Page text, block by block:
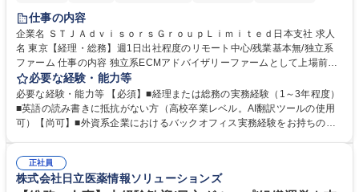
仕事の内容
企業名 ＳＴＪＡｄｖｉｓｏｒｓＧｒｏｕｐＬｉｍｉｔｅｄ日本支社 求人
名 東京【経理・総務】週1日出社程度のリモート中心/残業基本無/独立系
ファーム 仕事の内容 独立系ECMアドバイザリーファームとして上場前後
の資本市場戦略を設計する当社にて経理・総務をお任せします。基礎的な
バックオフィス業務からスタートし組織を支える専任担当として広く活躍
できる環境です。 ■日常経理、月次および年次決算サポート業務 ■本国
（グローバル）との英文メール対応（AI翻訳ツール等を使用しての対応で
業務をお任せします。残業も基本的には発生せず、ご自身のペースで業務
を進めやすく定着率の高い環境です。 募集職種 東京【経理・総務】週1日
必要な経験・能力等
必要な経験・能力等 【必須】■経理または総務の実務経験（1～3年程度）
■英語の読み書きに抵抗がない方（高校卒業レベル。AI翻訳ツールの使用
可）【尚可】■外資系企業におけるバックオフィス実務経験をお持ちの方
【働き方について】現在は週4日程度の在宅勤務を実施しており、ワーク
ライフバランスを重視する方に最適な環境です（フルリモートも面接で相
正社員
株式会社日立医薬情報ソリューションズ